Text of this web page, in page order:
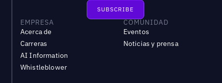
EMPRESA
Acerca de
Carreras
AI Information
Whistleblower
COMUNIDAD
Eventos
Noticias y prensa